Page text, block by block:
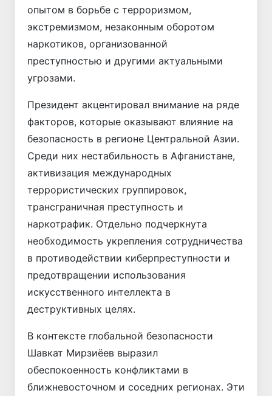
опытом в борьбе с терроризмом,
экстремизмом, незаконным оборотом
наркотиков, организованной
преступностью и другими актуальными
угрозами.
Президент акцентировал внимание на ряде
факторов, которые оказывают влияние на
безопасность в регионе Центральной Азии.
Среди них нестабильность в Афганистане,
активизация международных
террористических группировок,
трансграничная преступность и
наркотрафик. Отдельно подчеркнута
необходимость укрепления сотрудничества
в противодействии киберпреступности и
предотвращении использования
искусственного интеллекта в
деструктивных целях.
В контексте глобальной безопасности
Шавкат Мирзиёев выразил
обеспокоенность конфликтами в
ближневосточном и соседних регионах. Эти